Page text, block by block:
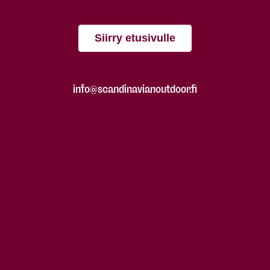
Siirry etusivulle
info@scandinavianoutdoor.fi